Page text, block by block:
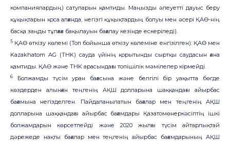
компаниялардың) сатуларын қамтиды. Маңызды әлеуетті дауыс беру
құқықтарын қоса алғанда, негізгі құқықтардың болуы мен әсері ҚАӨ-нің
басқа заңды тұлғаға бақылауын бағалау кезінде ескеріледі).
5 ҚАӨ өткізу көлемі (Топ бойынша өткізу көлеміне енгізілген): ҚАӨ мен
Kazakhatom AG (THK) сауда үйінің қорытынды сыртқы саудасын ғана
қамтиды. ҚАӨ және THK арасындағы топішілік мәмілелер кірмейді.
6
Болжамды түсім уран бағасына және белгілі бір уақытта бөгде
көздерден алынған теңгенің АҚШ долларына шаққандағы айырбас
бағамына негізделген. Пайдаланылатын бағалар мен теңгенің АҚШ
долларына шаққандағы айырбас бағамдары Қазатомөнеркәсіптің ішкі
болжамдарын көрсетпейді және 2020 жылғы түсім айтарлықтай
дәрежеде нақты бағалар мен теңгенің айырбас бағамдарының АҚШ